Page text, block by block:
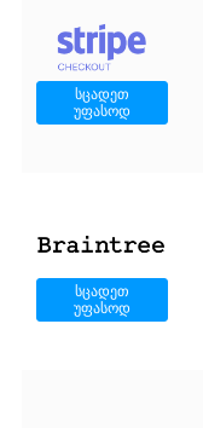
სცადეთ
უფასოდ
სცადეთ
უფასოდ